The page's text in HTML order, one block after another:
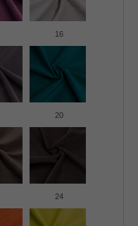
16
20
24